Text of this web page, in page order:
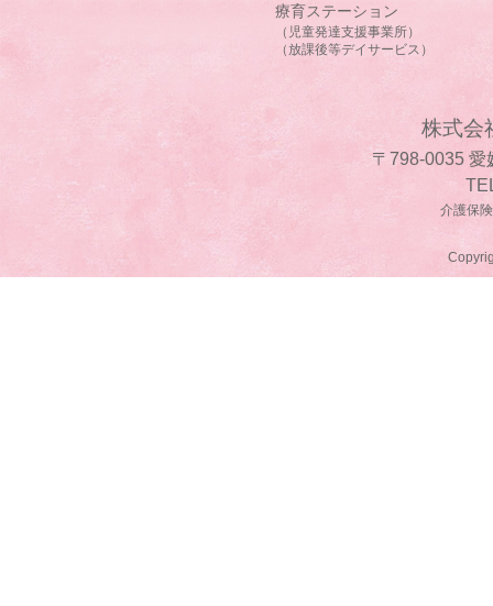
療育ステーション
（児童発達支援事業所）
（放課後等デイサービス）
株式会
〒798-0035 愛
介護保